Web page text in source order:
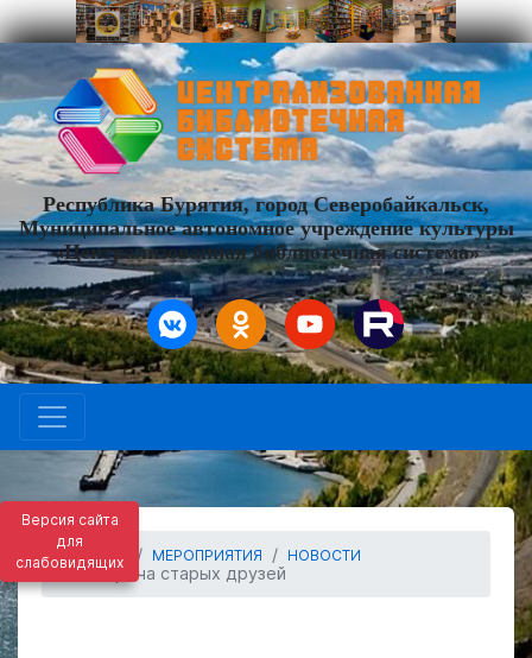
Версия сайта
для
слабовидящих
Республика Бурятия, город Северобайкальск,
Муниципальное автономное учреждение культуры
«Централизованная библиотечная система»
МЕРОПРИЯТИЯ НОВОСТИ
Встреча старых друзей